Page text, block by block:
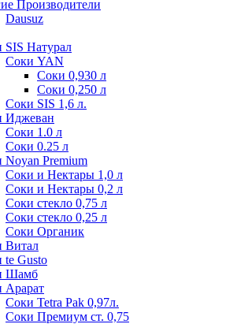
Производители
Dausuz
SIS Натурал
Соки YAN
Соки 0,930 л
Соки 0,250 л
Соки SIS 1,6 л.
Иджеван
Соки 1.0 л
Соки 0.25 л
Noyan Premium
Соки и Нектары 1,0 л
Соки и Нектары 0,2 л
Соки стекло 0,75 л
Соки стекло 0,25 л
Соки Органик
Витал
te Gusto
Шамб
Арарат
Соки Tetra Pak 0,97л.
Соки Премиум ст. 0,75